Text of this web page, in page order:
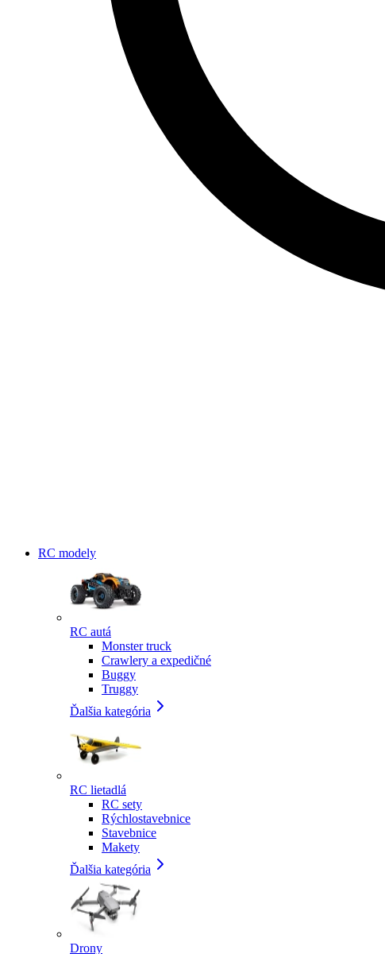
RC modely
RC autá
Monster truck
Crawlery a expedičné
Buggy
Truggy
Ďalšia kategória
RC lietadlá
RC sety
Rýchlostavebnice
Stavebnice
Makety
Ďalšia kategória
Drony